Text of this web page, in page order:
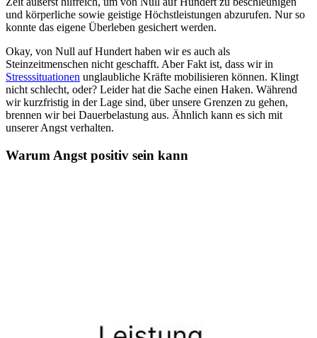
und körperliche sowie geistige Höchstleistungen abzurufen. Nur so
konnte das eigene Überleben gesichert werden.
Okay, von Null auf Hundert haben wir es auch als
Steinzeitmenschen nicht geschafft. Aber Fakt ist, dass wir in
Stresssituationen unglaubliche Kräfte mobilisieren können. Klingt
nicht schlecht, oder? Leider hat die Sache einen Haken. Während
wir kurzfristig in der Lage sind, über unsere Grenzen zu gehen,
brennen wir bei Dauerbelastung aus. Ähnlich kann es sich mit
unserer Angst verhalten.
Warum Angst positiv sein kann